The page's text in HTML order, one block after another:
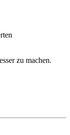
zu machen.